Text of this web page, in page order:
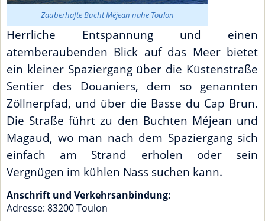
Zauberhafte Bucht Méjean nahe Toulon
Herrliche Entspannung und einen
atemberaubenden Blick auf das Meer bietet
ein kleiner Spaziergang über die Küstenstraße
Sentier des Douaniers, dem so genannten
Zöllnerpfad, und über die Basse du Cap Brun.
Die Straße führt zu den Buchten Méjean und
Magaud, wo man nach dem Spaziergang sich
einfach am Strand erholen oder sein
Vergnügen im kühlen Nass suchen kann.
Anschrift und Verkehrsanbindung:
Adresse: 83200Toulon